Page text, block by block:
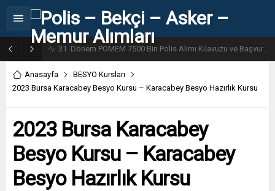
31. Dönem POMEM 7500 Bin Polis Alımı Kılavuzu ve Başvuru Ekranı
Anasayfa
BESYO Kursları
2023 Bursa Karacabey Besyo Kursu – Karacabey Besyo Hazırlık Kursu
2023 Bursa Karacabey
Besyo Kursu – Karacabey
Besyo Hazırlık Kursu